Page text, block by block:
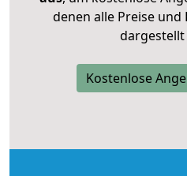
denen alle Preise
Kostenlose